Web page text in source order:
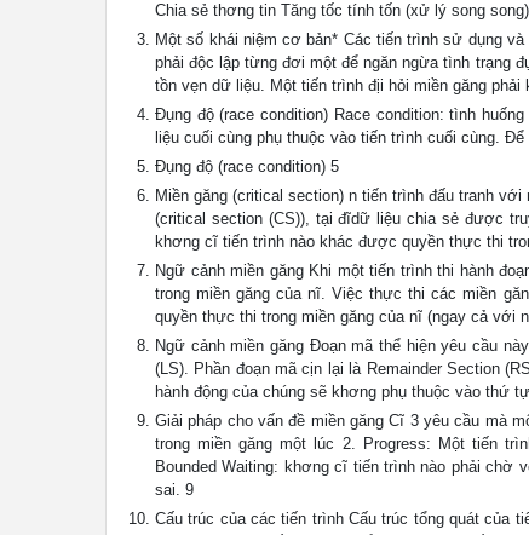
Chia sẻ thơng tin Tăng tốc tính tốn (xử lý song
Một số khái niệm cơ bản* Các tiến trình sử dụng
phải độc lập từng đơi một để ngăn ngừa tình trạng
tồn vẹn dữ liệu. Một tiến trình địi hỏi miền găng
Đụng độ (race condition) Race condition: tình
liệu cuối cùng phụ thuộc vào tiến trình cuối cùng.
Đụng độ (race condition) 5
Miền găng (critical section) n tiến trình đấu tranh
(critical section (CS)), tại đĩdữ liệu chia sẻ được
khơng cĩ tiến trình nào khác được quyền thực thi
Ngữ cảnh miền găng Khi một tiến trình thi hành
trong miền găng của nĩ. Việc thực thi các miền
quyền thực thi trong miền găng của nĩ (ngay cả với
Ngữ cảnh miền găng Đoạn mã thể hiện yêu cầu
(LS). Phần đoạn mã cịn lại là Remainder Section
hành động của chúng sẽ khơng phụ thuộc vào thứ
Giải pháp cho vấn đề miền găng Cĩ 3 yêu cầu mà
trong miền găng một lúc 2. Progress: Một tiến
Bounded Waiting: khơng cĩ tiến trình nào phải chờ
sai. 9
Cấu trúc của các tiến trình Cấu trúc tổng quát của